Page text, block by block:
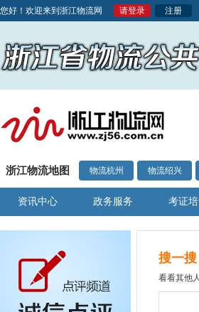
您好！欢迎来到浙江物流网 请登录 注册
浙江物流地图 物流杭州 物流绍兴
资讯中心 政务服务 考证培
搜一搜
看看其他